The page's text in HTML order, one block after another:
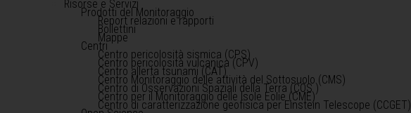
Risorse e Servizi
Prodotti del Monitoraggio
Report relazioni e rapporti
Bollettini
Mappe
Centri
Centro pericolosità sismica (CPS)
Centro pericolosità vulcanica (CPV)
Centro allerta tsunami (CAT)
Centro Monitoraggio delle attività del Sottosuolo (CMS)
Centro di Osservazioni Spaziali della Terra (COS )
Centro per il Monitoraggio delle Isole Eolie (CME)
Centro di caratterizzazione geofisica per Einstein Telescope (CCGET)